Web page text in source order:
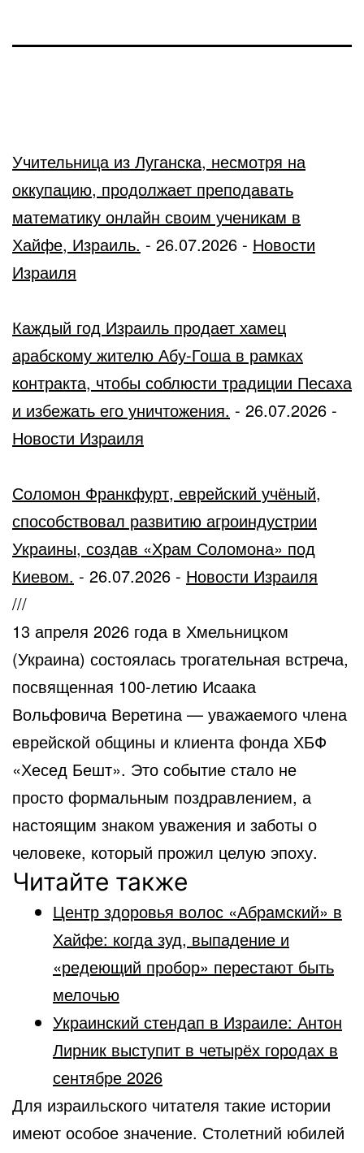
Учительница из Луганска, несмотря на
оккупацию, продолжает преподавать
математику онлайн своим ученикам в
Хайфе, Израиль. - 26.07.2026 - Новости
Израиля
Каждый год Израиль продает хамец
арабскому жителю Абу-Гоша в рамках
контракта, чтобы соблюсти традиции Песаха
и избежать его уничтожения. - 26.07.2026 -
Новости Израиля
Соломон Франкфурт, еврейский учёный,
способствовал развитию агроиндустрии
Украины, создав «Храм Соломона» под
Киевом. - 26.07.2026 - Новости Израиля
///
13 апреля 2026 года в Хмельницком
(Украина) состоялась трогательная встреча,
посвященная 100-летию Исаака
Вольфовича Веретина — уважаемого члена
еврейской общины и клиента фонда ХБФ
«Хесед Бешт». Это событие стало не
просто формальным поздравлением, а
настоящим знаком уважения и заботы о
человеке, который прожил целую эпоху.
Читайте также
Центр здоровья волос «Абрaмский» в
Хайфе: когда зуд, выпадение и
«редеющий пробор» перестают быть
мелочью
Украинский стендап в Израиле: Антон
Лирник выступит в четырёх городах в
сентябре 2026
Для израильского читателя такие истории
имеют особое значение. Столетний юбилей